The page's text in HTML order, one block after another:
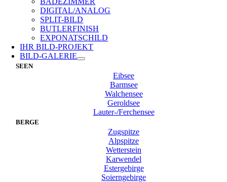
DIGITAL/ANALOG
SPLIT-BILD
BUTLERFINISH
EXPONATSCHILD
IHR BILD-PROJEKT
BILD-GALERIE
SEEN
Eibsee
Barmsee
Walchensee
Geroldsee
Lauter-/Ferchensee
BERGE
Zugspitze
Alpspitze
Wetterstein
Karwendel
Estergebirge
Soierngebirge